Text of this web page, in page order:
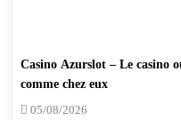
Casino Azurslot – Le casino
comme chez eux
05/08/2026